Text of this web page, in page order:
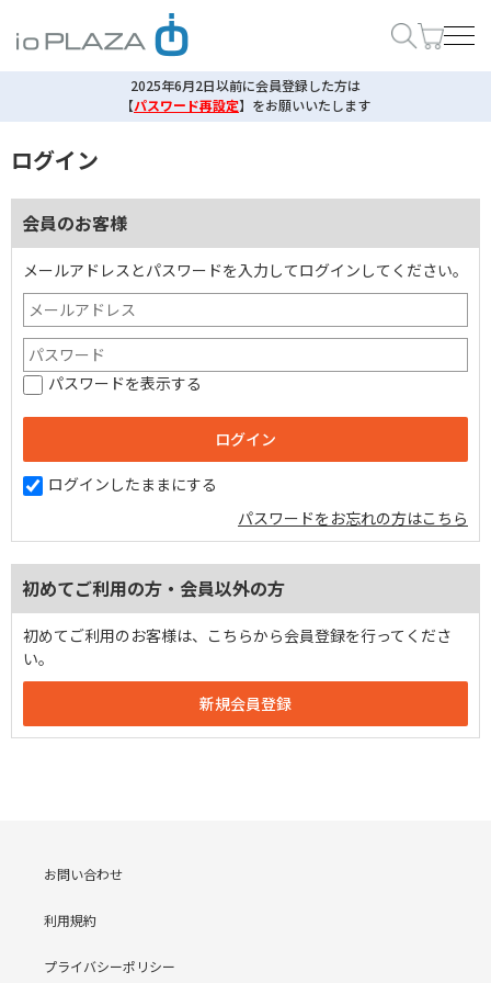
2025年6月2日以前に会員登録した方は
【パスワード再設定】 をお願いいたします
ログイン
会員のお客様
メールアドレスとパスワードを入力してログインしてください。
パスワードを表示する
ログインしたままにする
パスワードをお忘れの方はこちら
初めてご利用の方・会員以外の方
初めてご利用のお客様は、こちらから会員登録を行ってくださ
い。
お問い合わせ
利用規約
プライバシーポリシー